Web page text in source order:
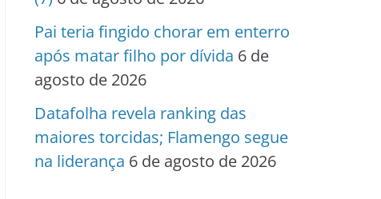
Pai teria fingido chorar em enterro
após matar filho por dívida 6 de
agosto de 2026
Datafolha revela ranking das
maiores torcidas; Flamengo segue
na liderança 6 de agosto de 2026